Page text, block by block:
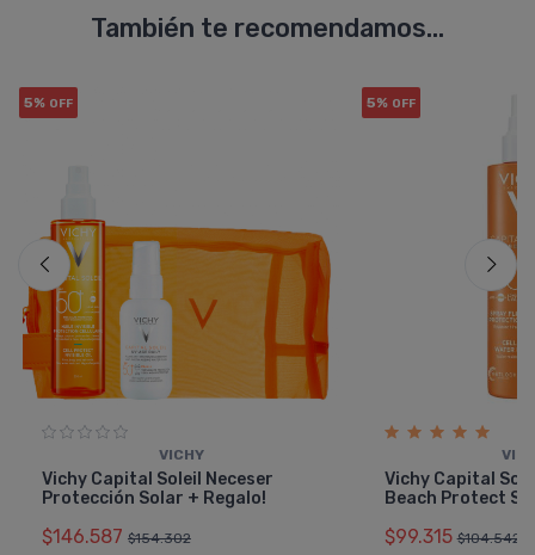
También te recomendamos...
5% OFF
VICHY
Vichy Capital Soleil Neceser
Protección Solar + Regalo!
$146.587 $154.302
5% OFF
Vichy Capital
Beach Protect
$99.315 $104.542